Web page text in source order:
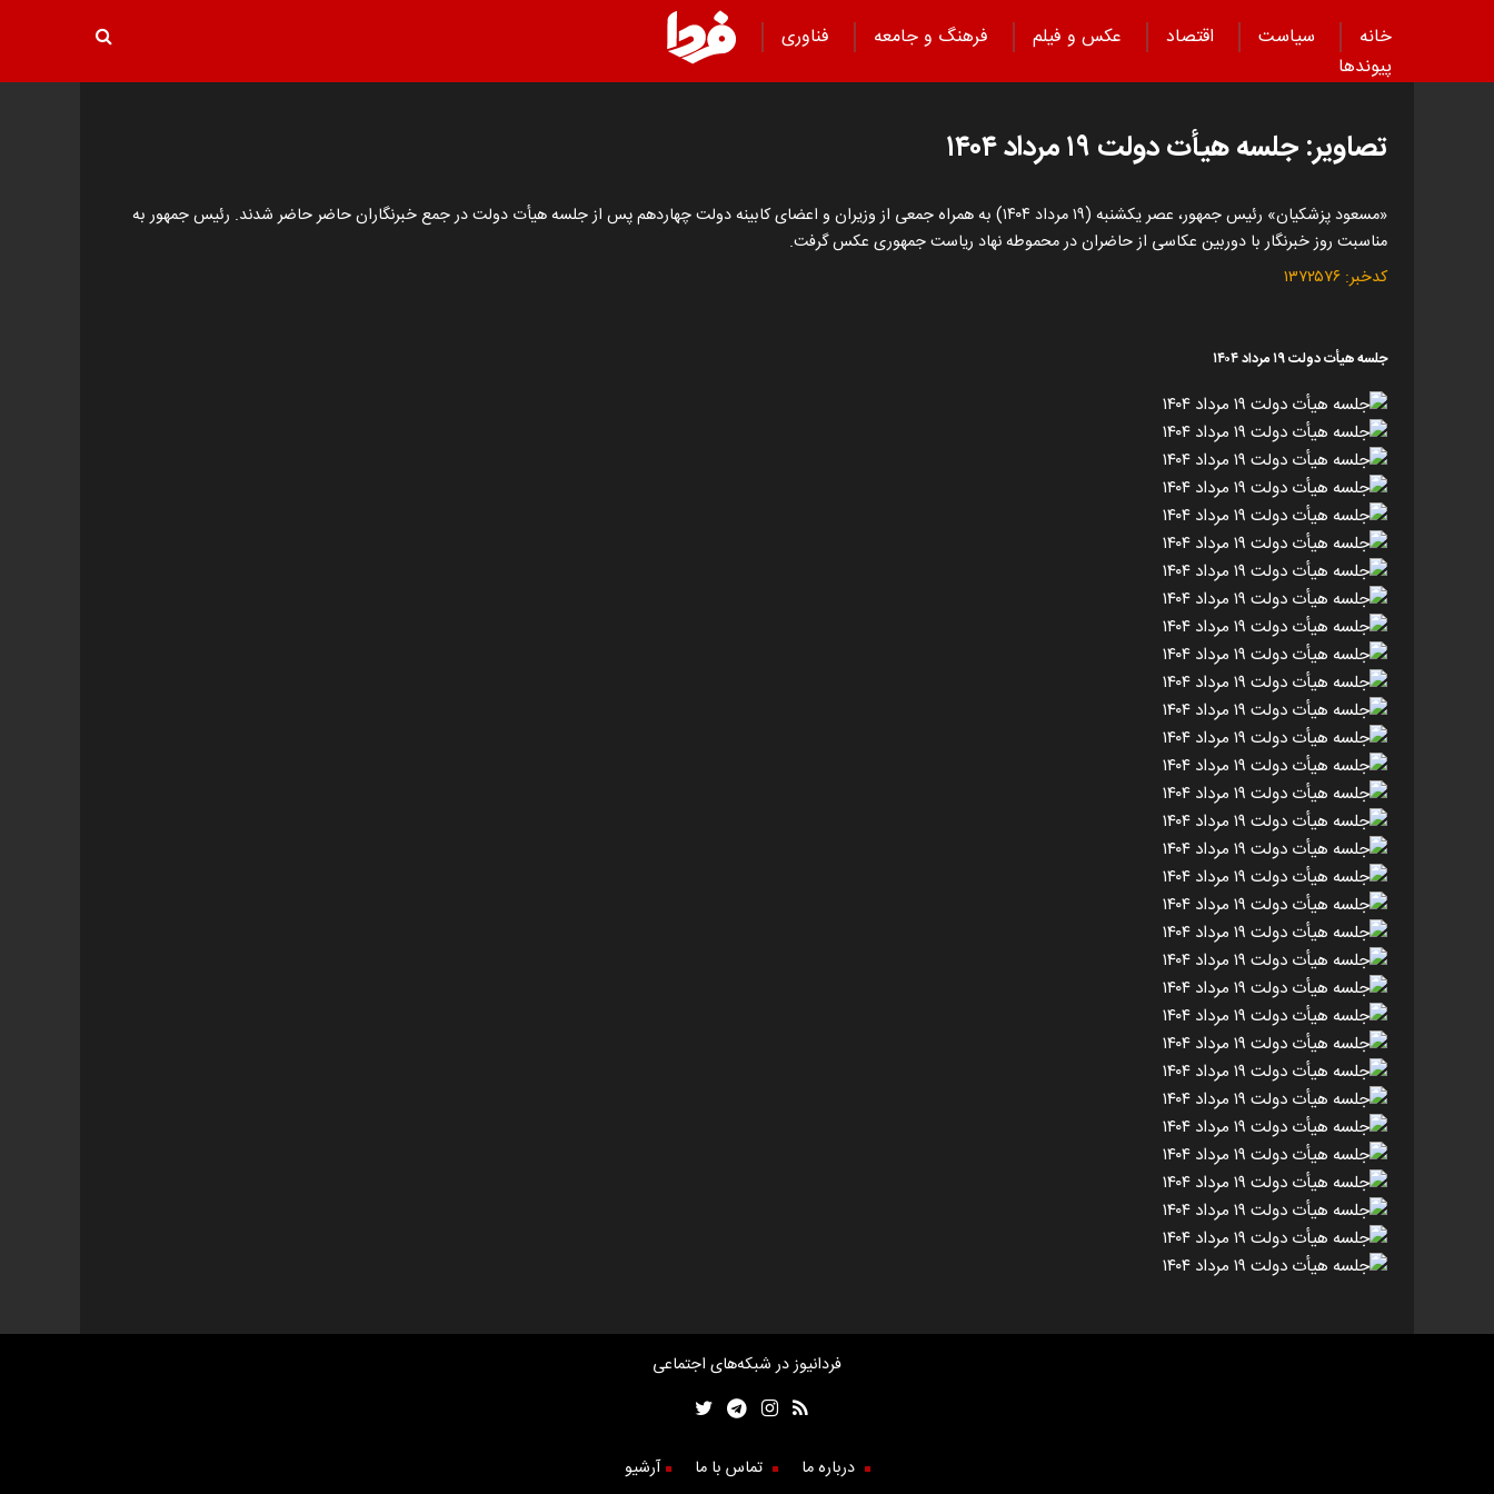
خانه سیاست اقتصاد عکس و فیلم فرهنگ و جامعه
فناوری
پیوند‌ها
تصاویر: جلسه هیأت دولت ۱۹ مرداد ۱۴۰۴
«مسعود پزشکیان» رئیس جمهور، عصر یکشنبه (۱۹ مرداد ۱۴۰۴) به همراه جمعی از وزیران و اعضای کابینه دولت چهاردهم پس از جلسه هیأت دولت در جمع خبرنگاران حاضر حاضر شدند. رئیس جمهور به
مناسبت روز خبرنگار با دوربین عکاسی از حاضران در محموطه نهاد ریاست جمهوری عکس گرفت.
کدخبر: ۱۳۷۲۵۷۶
جلسه هیأت دولت ۱۹ مرداد ۱۴۰۴
فردانیوز در شبکه‌های اجتماعی
درباره ما تماس با ما آرشیو